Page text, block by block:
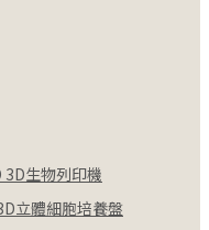
生物列印機
立體細胞培養盤